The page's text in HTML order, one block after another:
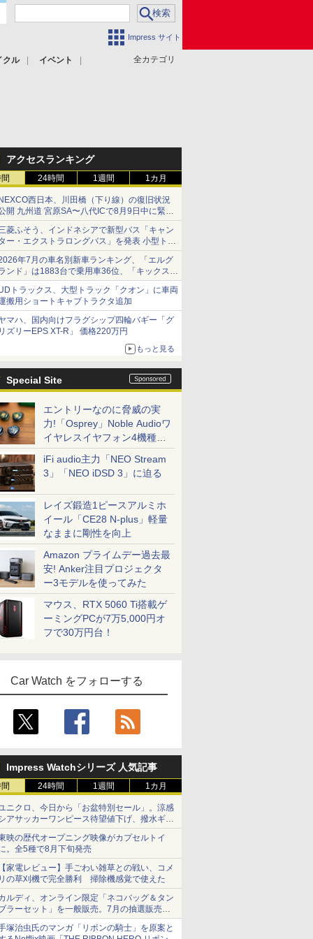
Impress サイト
全カテゴリ
クル
イベント
アクセスランキング
24時間 1週間 1カ月
NEXCO西日本、川田橋（下り線）の復旧状況
開 九州道 宮原SA〜八代ICで8月9日中に緊急
両を通行可能に
菱ふそう、インドネシアで新型バス「キャン
ー・エクストラロングバス」を発表 小型トラ
クベースの観光・旅客輸送向けバス
年7月の車名別新車ランキング、「エルグ
ンド」は1883台で乗用車36位、「キックス」
2591台で27位に
トラックス、大型トラック「クオン」に車両
搬用ショートキャブトラクタ追加
マハ、国内向けフラグシップ四輪バギー「グ
リズリーEPS XT-R」 価格220万円
もっと見る
Special Site
エントリーなのに脅威の実
力!「Osprey」Noble Audioワ
イヤレスイヤフォン4機種を
一気に聴く
iFi audio主力「NEO Stream
3」「NEO iDSD 3」に迫る
レイズ鍛造1ピースアルミホ
イール「CE28 N-plus」軽量
なままに剛性を向上
Amazon プライムデー過去最
安! Anker注目プロジェクタ
ー3モデルを使ってみた
マウス、RTX 5060 Ti搭載ゲ
ーミングPCが7万5,000円オ
フで30万円台！
Car Watch をフォローする
Impress Watchシリーズ 人気記事
24時間 1週間 1カ月
ニクロ、今日から「お盆特別セール」。涼感
アサッカーワンピース待望値下げ、撥水ギア
ョーツは1990円に
映の歴代オープニング映像がカプセルトイ
。全5種で8月下旬発売
【家電レビュー】手ごわい雑草との戦い、コメ
リの草刈機で完全勝利 掃除機感覚で使えた
ルディ、オンライン限定「ネコバッグ＆タン
ラーセット」を一般販売。7月の抽選販売の
選無効分
塚治虫氏のマンガ「リボンの騎士」を原案と